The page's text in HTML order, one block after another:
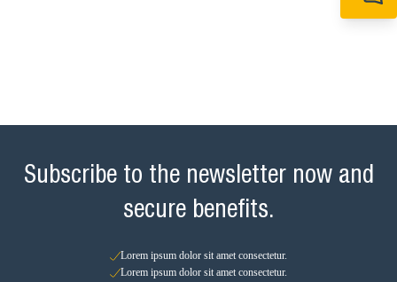
Subscribe to the newsletter now and
secure benefits.
Lorem ipsum dolor sit amet consectetur.
Lorem ipsum dolor sit amet consectetur.